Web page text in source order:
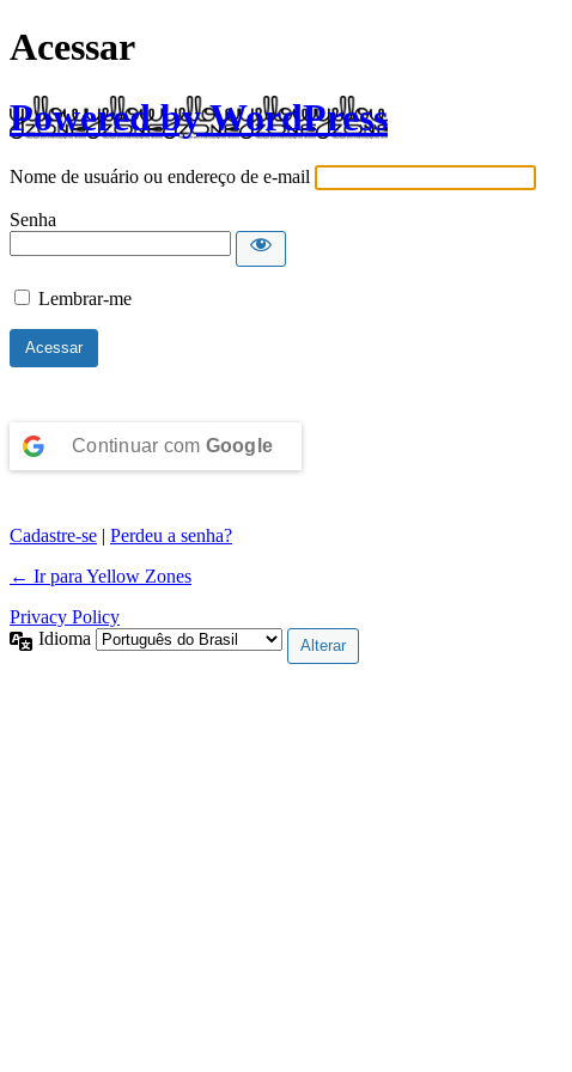
Acessar
Powered by WordPress
Nome de usuário ou endereço de e-mail
Senha
Lembrar-me
Continuar com Google
Cadastre-se | Perdeu a senha?
← Ir para Yellow Zones
Privacy Policy
Idioma